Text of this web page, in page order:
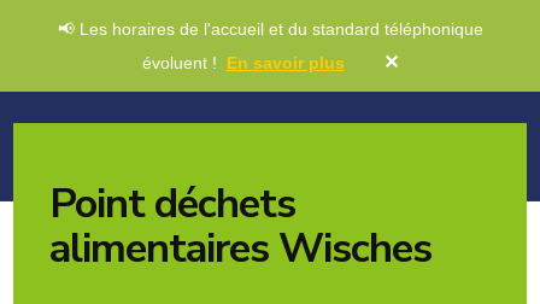
📢 Les horaires de l'accueil et du standard téléphonique
évoluent ! En savoir plus ✕
Point déchets
alimentaires Wisches